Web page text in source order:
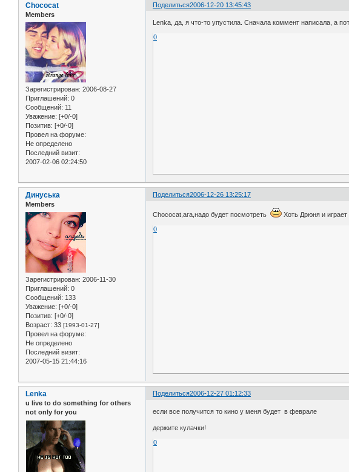
Поделиться2006-12-20 13:45:43
Chococat
Members
Зарегистрирован: 2006-08-27
Приглашений: 0
Сообщений: 11
Уважение: [+0/-0]
Позитив: [+0/-0]
Провел на форуме:
Не определено
Последний визит:
2007-02-06 02:24:50
Lenka, да, я что-то упустила. Сначала коммент написала, а
0
Поделиться2006-12-26 13:25:17
Динуська
Members
Зарегистрирован: 2006-11-30
Приглашений: 0
Сообщений: 133
Уважение: [+0/-0]
Позитив: [+0/-0]
Возраст: 33 [1993-01-27]
Провел на форуме:
Не определено
Последний визит:
2007-05-15 21:44:16
Chococat,ага,надо будет посмотреть
Хоть Дрюня и играет
0
Поделиться2006-12-27 01:12:33
Lenka
u live to do something for others
not only for you
если все получится то кино у меня будет в феврале
держите кулачки!
0